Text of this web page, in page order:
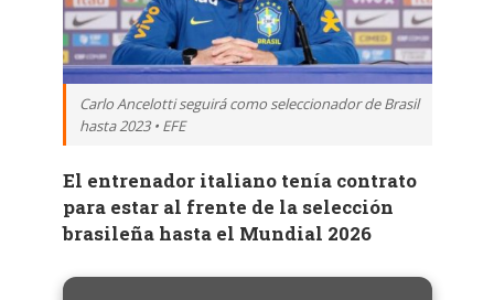
Carlo Ancelotti seguirá como seleccionador de Brasil
hasta 2023 • EFE
El entrenador italiano tenía contrato
para estar al frente de la selección
brasileña hasta el Mundial 2026